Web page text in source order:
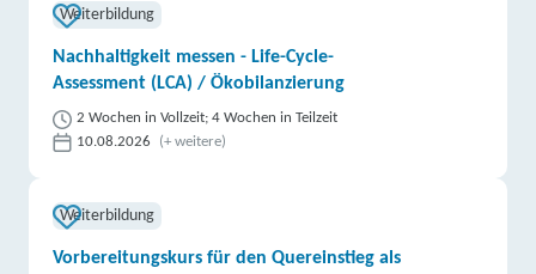
Weiterbildung
Nachhaltigkeit messen - Life-Cycle-
Assessment (LCA) / Ökobilanzierung
2 Wochen in Vollzeit; 4 Wochen in Teilzeit
10.08.2026
(+ weitere)
Weiterbildung
Vorbereitungskurs für den Quereinstieg als